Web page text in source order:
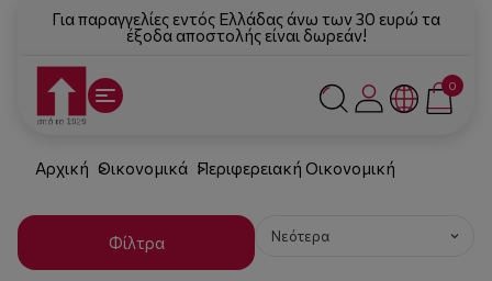
Για παραγγελίες εντός Ελλάδας άνω των 30 ευρώ τα
έξοδα αποστολής είναι δωρεάν!
0
Αρχική Οικονομικά Περιφερειακή Οικονομική
Φίλτρα